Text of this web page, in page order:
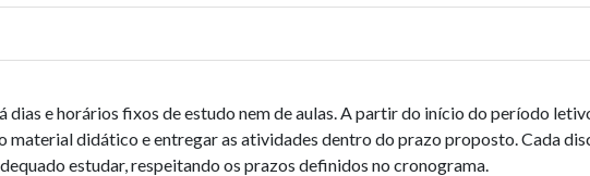
dias e horários fixos de estudo nem de aulas. A partir do início do período
material didático e entregar as atividades dentro do prazo proposto. Cada
estudar, respeitando os prazos definidos no cronograma.